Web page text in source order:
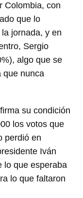
Colombia, con
que lo
jornada, y en
Sergio
algo que se
que nunca
su condición
los votos que
perdió en
Iván
lo que esperaba
lo que faltaron